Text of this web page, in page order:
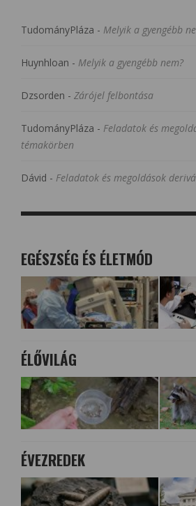
TudományPláza - Melyik a gyengébb
Huynhloan - Melyik a gyengébb nem?
Dzsorden - Zárójel felbontása
TudományPláza - Feladatok és
témakörben
Dávid - Feladatok és megoldások
EGÉSZSÉG ÉS ÉLETMÓD
ÉLŐVILÁG
ÉVEZREDEK